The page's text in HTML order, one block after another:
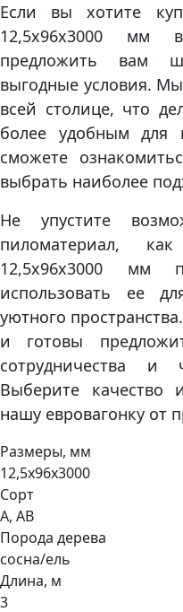
Если вы хотите
12,5х96х3000
предложить вам
выгодные условия.
всей столице, что
более удобным
сможете
выбрать наиболее
Не упустите
пиломатериал,
12,5х96х3000 мм
использовать ее
уютного
и готовы
сотрудничества и
Выберите качество
нашу евровагонку от
Размеры, мм
12,5х96х3000
Сорт
А, АВ
Порода дерева
сосна/ель
Длина, м
3